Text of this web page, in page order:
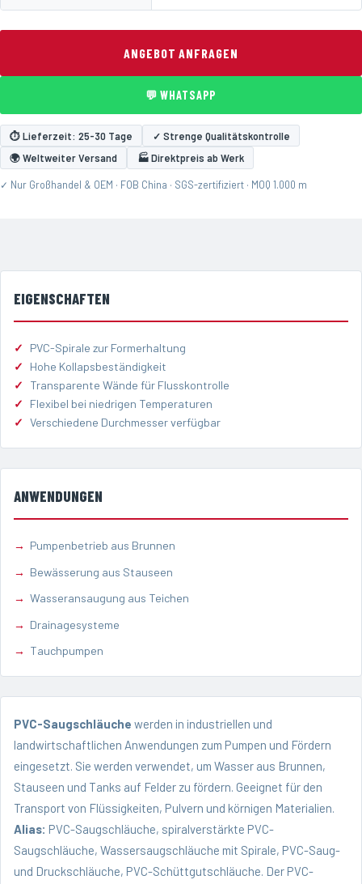
ANGEBOT ANFRAGEN
💬 WHATSAPP
⏱ Lieferzeit: 25-30 Tage
✓ Strenge Qualitätskontrolle
🌍 Weltweiter Versand
🏭 Direktpreis ab Werk
✓ Nur Großhandel & OEM · FOB China · SGS-zertifiziert · MOQ 1.000 m
EIGENSCHAFTEN
PVC-Spirale zur Formerhaltung
Hohe Kollapsbeständigkeit
Transparente Wände für Flusskontrolle
Flexibel bei niedrigen Temperaturen
Verschiedene Durchmesser verfügbar
ANWENDUNGEN
Pumpenbetrieb aus Brunnen
Bewässerung aus Stauseen
Wasseransaugung aus Teichen
Drainagesysteme
Tauchpumpen
PVC-Saugschläuche werden in industriellen und
landwirtschaftlichen Anwendungen zum Pumpen und Fördern
eingesetzt. Sie werden verwendet, um Wasser aus Brunnen,
Stauseen und Tanks auf Felder zu fördern. Geeignet für den
Transport von Flüssigkeiten, Pulvern und körnigen Materialien.
Alias: PVC-Saugschläuche, spiralverstärkte PVC-
Saugschläuche, Wassersaugschläuche mit Spirale, PVC-Saug-
und Druckschläuche, PVC-Schüttgutschläuche. Der PVC-